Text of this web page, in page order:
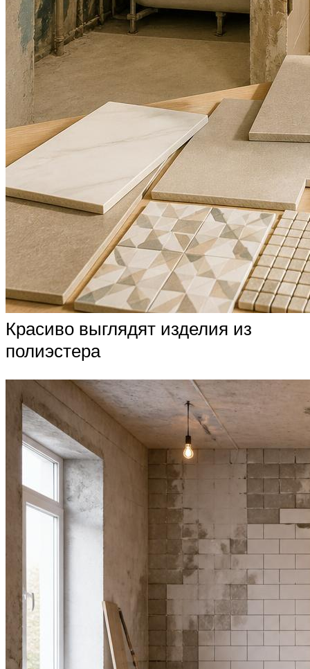
Красиво выглядят изделия из
полиэстера